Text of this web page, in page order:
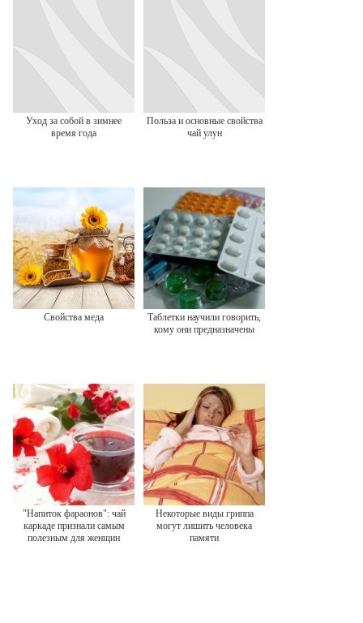
Уход за собой в зимнее
время года
Польза и основные свойства
чай улун
Свойства меда
Таблетки научили говорить,
кому они предназначены
"Напиток фараонов": чай
каркаде признали самым
полезным для женщин
Некоторые виды гриппа
могут лишить человека
памяти